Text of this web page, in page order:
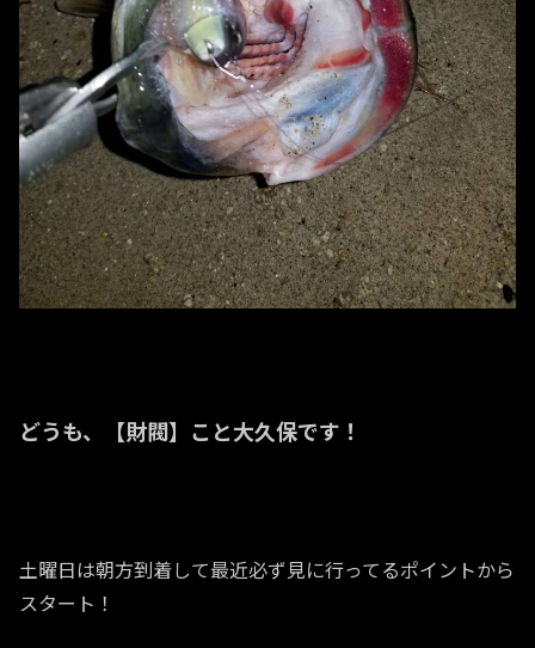
どうも、【財閥】こと大久保です！
土曜日は朝方到着して最近必ず見に行ってるポイントから
スタート！